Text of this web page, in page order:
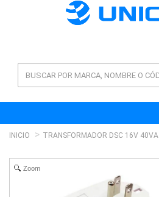
INICIO TRANSFORMADOR DSC 16V 40VA
Zoom